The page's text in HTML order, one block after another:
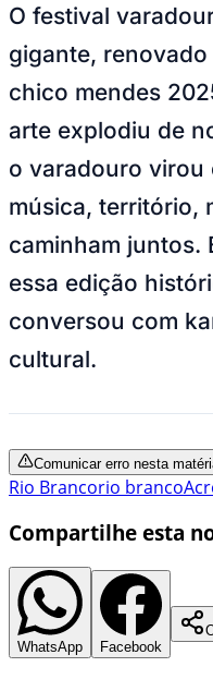
O festival
gigante,
chico mendes
arte explodiu de
o varadouro virou
música, território,
caminham juntos.
essa edição
conversou com
cultural.
Comunicar erro nesta
Rio Brancorio branco
Compartilhe esta
WhatsApp Facebook